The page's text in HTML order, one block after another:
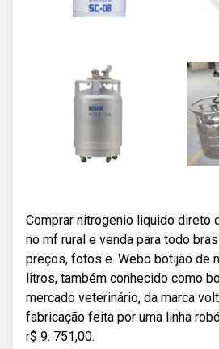
Comprar nitrogenio liquido direto
no mf rural e venda para todo
preços, fotos e. Webo botijão de
litros, também conhecido como
mercado veterinário, da marca
fabricação feita por uma linha
r$ 9. 751,00.